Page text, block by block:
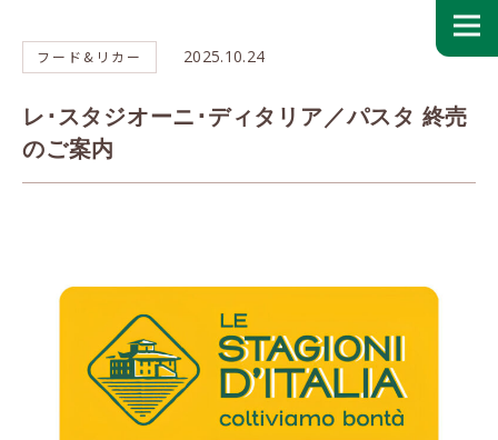
フード&リカー 2025.10.24
レ･スタジオーニ･ディタリア／パスタ 終売
のご案内